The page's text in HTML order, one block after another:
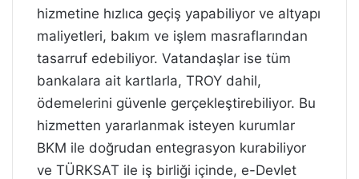
hizmetine hızlıca geçiş yapabiliyor ve altyapı
maliyetleri, bakım ve işlem masraflarından
tasarruf edebiliyor. Vatandaşlar ise tüm
bankalara ait kartlarla, TROY dahil,
ödemelerini güvenle gerçekleştirebiliyor. Bu
hizmetten yararlanmak isteyen kurumlar
BKM ile doğrudan entegrasyon kurabiliyor
ve TÜRKSAT ile iş birliği içinde, e-Devlet